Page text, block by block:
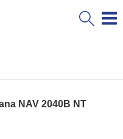
NAV 2040B NT